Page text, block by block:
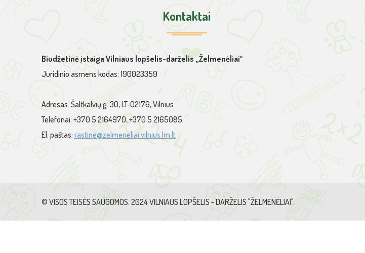
Kontaktai
Biudžetinė įstaiga Vilniaus lopšelis-darželis „Želmenėliai“
Juridinio asmens kodas: 190023359
Adresas: Šaltkalvių g. 30, LT-02176, Vilnius
Telefonai: +370 5 2164970, +370 5 2165085
El. paštas: rastine@zelmeneliai.vilnius.lm.lt
© VISOS TEISĖS SAUGOMOS. 2024 VILNIAUS LOPŠELIS - DARŽELIS "ŽELMENĖLIAI".